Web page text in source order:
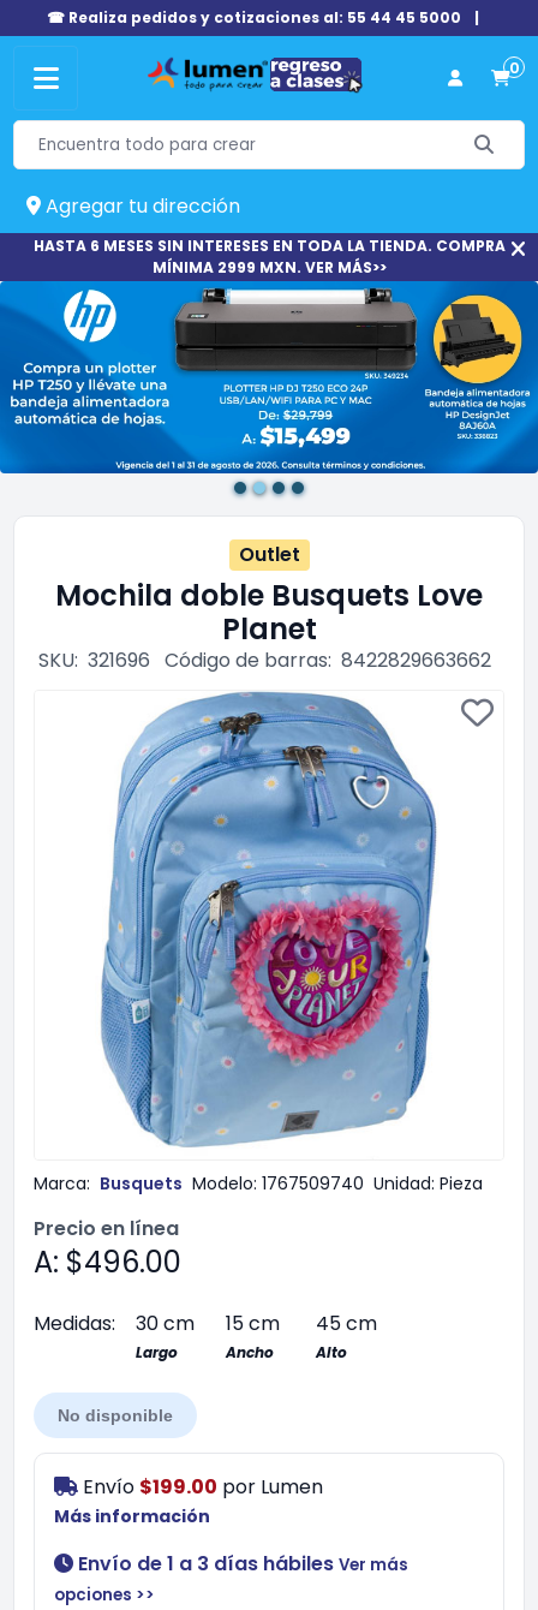
☎ Realiza pedidos y cotizaciones al: 55 44 45 5000 |
0
Agregar tu dirección
HASTA 6 MESES SIN INTERESES EN TODA LA TIENDA. COMPRA
MÍNIMA 2999 MXN. VER MÁS>>
Outlet
Mochila doble Busquets Love
Planet
SKU: 321696 Código de barras: 8422829663662
Marca: Busquets Modelo: 1767509740 Unidad: Pieza
Precio en línea
A: $496.00
Medidas: 30 cm 15 cm 45 cm
Largo Ancho Alto
No disponible
Envío $199.00 por Lumen
Más información
Envío de 1 a 3 días hábiles Ver más
opciones >>